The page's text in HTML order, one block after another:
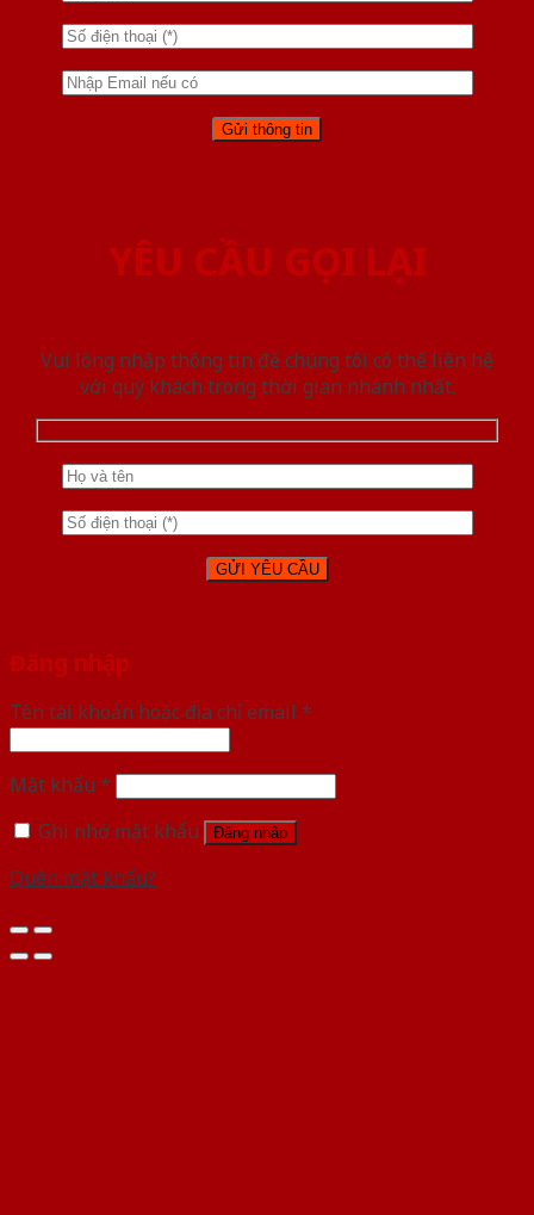
YÊU CẦU GỌI LẠI
Vui lòng nhập thông tin để chúng tôi có thể liên hệ
với quý khách trong thời gian nhanh nhất.
Đăng nhập
Tên tài khoản hoặc địa chỉ email *
Mật khẩu *
Ghi nhớ mật khẩu
Đăng nhập
Quên mật khẩu?